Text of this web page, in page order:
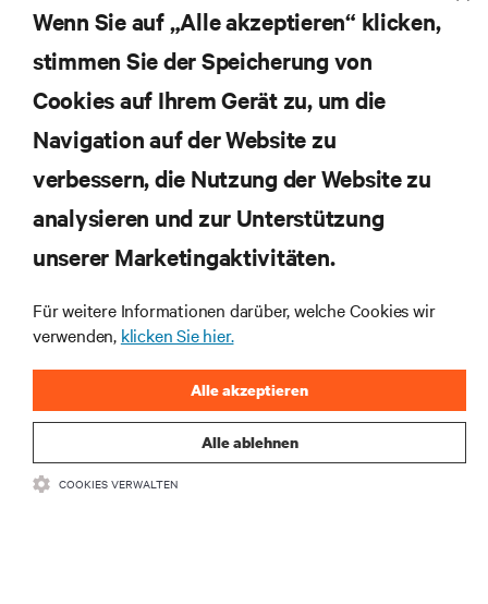
Themen der Branche, mit aktuellen Diskussionen
und Einblicken von Experten in das
Rechenzentrums- und Infrastrukturmanagement.
JETZT ANMELDEN
RESSOURCEN
SUPPORT
UNTERNEHMEN
BLEIBEN SIE MIT UNS IN KONTAKT
Wenn Sie auf „Alle akzeptieren“ klicken,
stimmen Sie der Speicherung von
Cookies auf Ihrem Gerät zu, um die
Navigation auf der Website zu
verbessern, die Nutzung der Website zu
analysieren und zur Unterstützung
unserer Marketingaktivitäten.
Für weitere Informationen darüber, welche Cookies wir
verwenden, klicken Sie hier.
Alle ablehnen
Alle akzeptieren
COOKIES VERWALTEN